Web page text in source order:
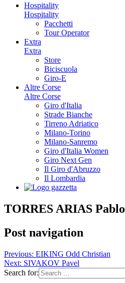
Hospitality
Hospitality
Pacchetti
Tour Operator
Extra
Extra
Store
Biciscuola
Giro-E
Altre Corse
Altre Corse
Giro d'Italia
Strade Bianche
Tirreno Adriatico
Milano-Torino
Milano-Sanremo
Giro d'Italia Women
Giro Next Gen
Il Giro d'Abruzzo
Il Lombardia
TORRES ARIAS Pablo
Post navigation
Previous: EIKING Odd Christian
Next: SIVAKOV Pavel
Search for: